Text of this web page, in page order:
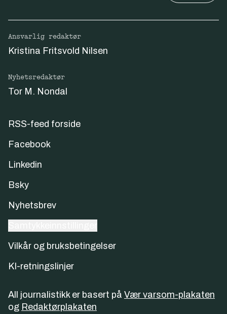
Ansvarlig redaktør
Kristina Fritsvold Nilsen
Nyhetsredaktør
Tor M. Nondal
RSS-feed forside
Facebook
Linkedin
Bsky
Nyhetsbrev
Vilkår og bruksbetingelser
KI-retningslinjer
All journalistikk er basert på Vær varsom-plakaten
og Redaktørplakaten